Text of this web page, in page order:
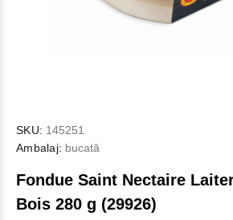
SKU: 145251
Ambalaj: bucată
Fondue Saint Nectaire
Bois 280 g (29926)